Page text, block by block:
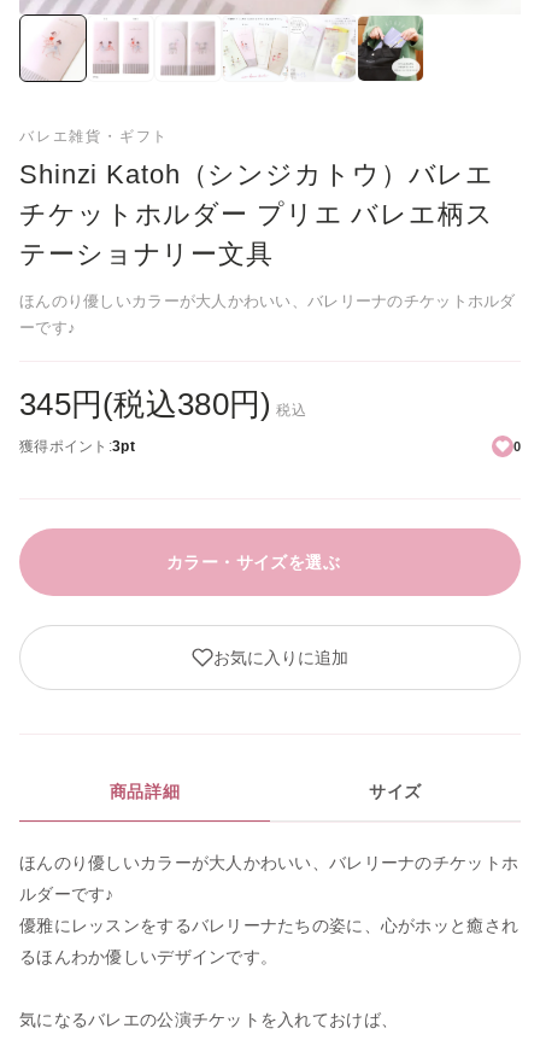
画像：1／6
バレエ雑貨・ギフト
Shinzi Katoh（シンジカトウ）バレエ
チケットホルダー プリエ バレエ柄ス
テーショナリー文具
ほんのり優しいカラーが大人かわいい、バレリーナのチケットホルダ
ーです♪
345円(税込380円) 税込
獲得ポイント:3pt 0
カラー・サイズを選ぶ
お気に入りに追加
商品詳細 サイズ
ほんのり優しいカラーが大人かわいい、バレリーナのチケットホ
ルダーです♪
優雅にレッスンをするバレリーナたちの姿に、心がホッと癒され
るほんわか優しいデザインです。
気になるバレエの公演チケットを入れておけば、